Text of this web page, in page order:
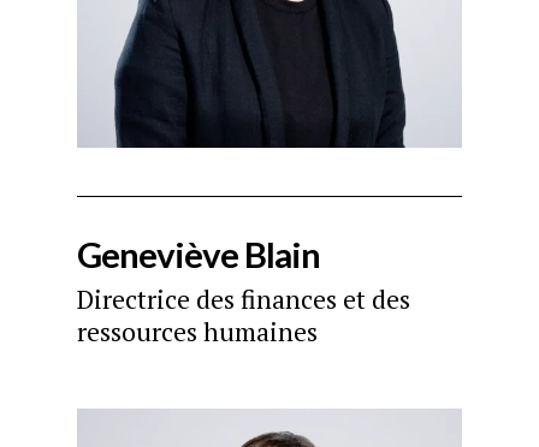
Geneviève Blain
Directrice des finances et des
ressources humaines